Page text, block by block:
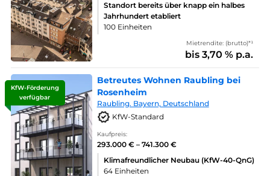
Standort bereits über knapp ein halbes
Jahrhundert etabliert
100 Einheiten
Mietrendite: (brutto)*¹
bis 3,70 % p.a.
KfW-Förderung
verfügbar
Betreutes Wohnen Raubling bei
Rosenheim
Raubling. Bayern, Deutschland
KfW-Standard
Kaufpreis:
293.000 € – 741.300 €
Klimafreundlicher Neubau (KfW-40-QnG)
64 Einheiten